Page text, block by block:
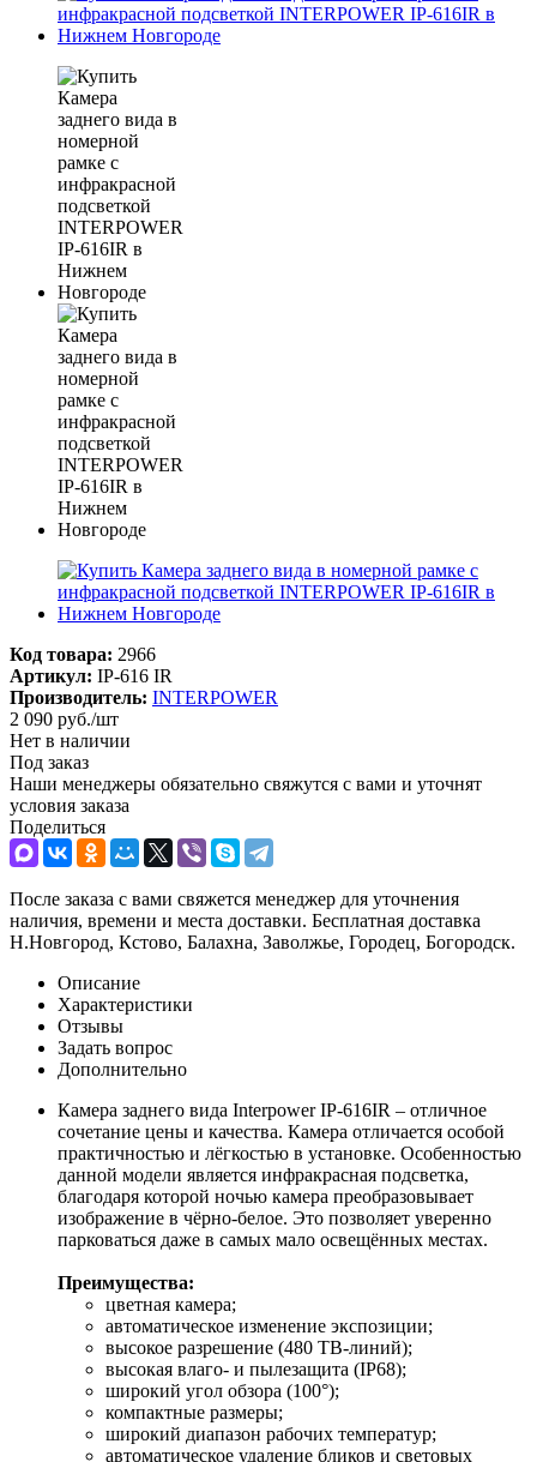
Код товара: 2966
Артикул: IP-616 IR
Производитель: INTERPOWER
2 090 руб./шт
Нет в наличии
Под заказ
Наши менеджеры обязательно свяжутся с вами и уточнят
условия заказа
Поделиться
После заказа с вами свяжется менеджер для уточнения
наличия, времени и места доставки. Бесплатная доставка
Н.Новгород, Кстово, Балахна, Заволжье, Городец, Богородск.
Описание
Характеристики
Отзывы
Задать вопрос
Дополнительно
Камера заднего вида Interpower IP-616IR – отличное
сочетание цены и качества. Камера отличается особой
практичностью и лёгкостью в установке. Особенностью
данной модели является инфракрасная подсветка,
благодаря которой ночью камера преобразовывает
изображение в чёрно-белое. Это позволяет уверенно
парковаться даже в самых мало освещённых местах.
Преимущества:
цветная камера;
автоматическое изменение экспозиции;
высокое разрешение (480 ТВ-линий);
высокая влаго- и пылезащита (IP68);
широкий угол обзора (100°);
компактные размеры;
широкий диапазон рабочих температур;
автоматическое удаление бликов и световых